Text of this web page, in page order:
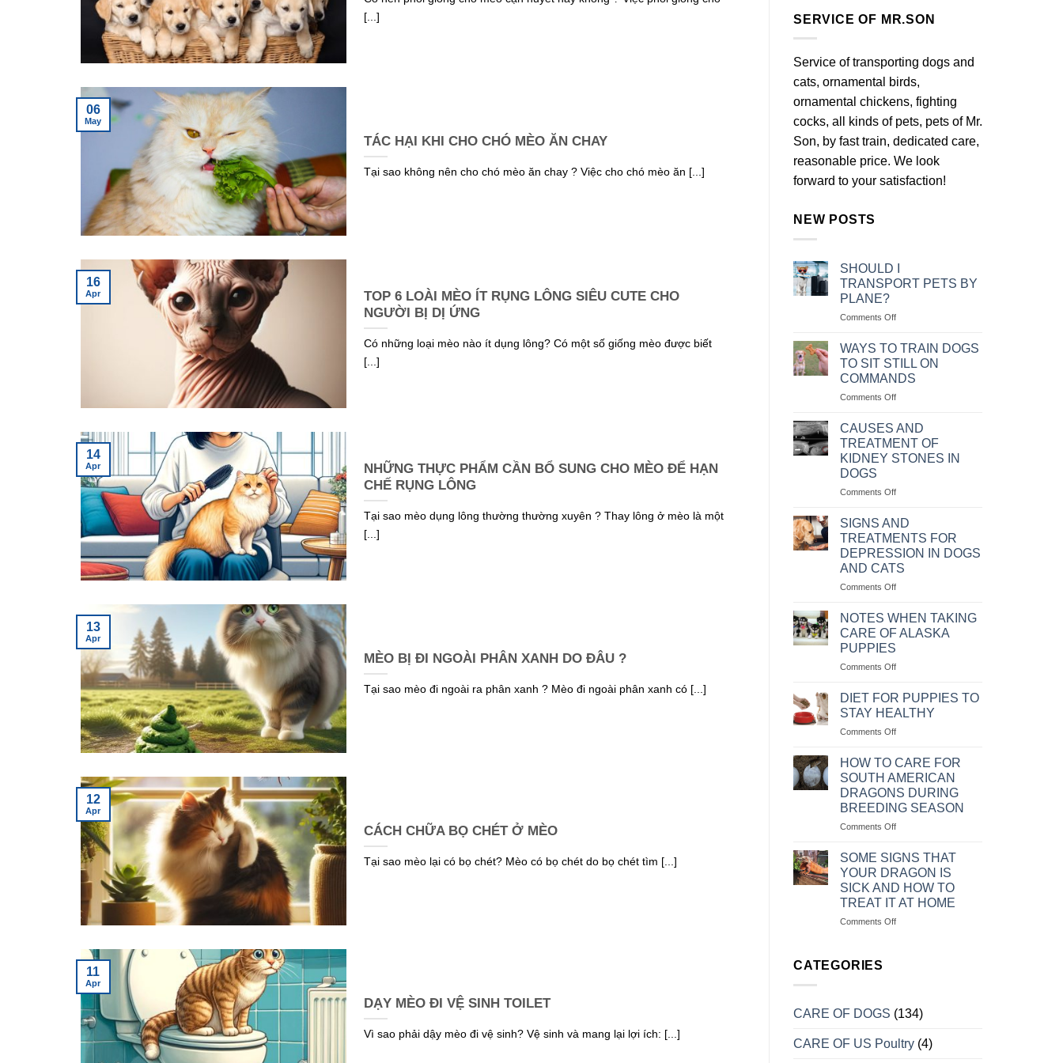
[...]
TÁC HẠI KHI CHO CHÓ MÈO ĂN CHAY
Tại sao không nên cho chó mèo ăn chay ? Việc cho chó mèo ăn [...]
06
May
TOP 6 LOÀI MÈO ÍT RỤNG LÔNG SIÊU CUTE CHO
NGƯỜI BỊ DỊ ỨNG
Có những loại mèo nào ít dụng lông? Có một số giống mèo được biết
[...]
16
Apr
NHỮNG THỰC PHẨM CẦN BỔ SUNG CHO MÈO ĐỂ HẠN
CHẾ RỤNG LÔNG
Tại sao mèo dụng lông thường thường xuyên ? Thay lông ở mèo là một
[...]
14
Apr
MÈO BỊ ĐI NGOÀI PHÂN XANH DO ĐÂU ?
Tại sao mèo đi ngoài ra phân xanh ? Mèo đi ngoài phân xanh có [...]
13
Apr
CÁCH CHỮA BỌ CHÉT Ở MÈO
Tại sao mèo lại có bọ chét? Mèo có bọ chét do bọ chét tìm [...]
12
Apr
DẠY MÈO ĐI VỆ SINH TOILET
Vì sao phải dậy mèo đi vệ sinh? Vệ sinh và mang lại lợi ích: [...]
11
Apr
SERVICE OF MR.SON
Service of transporting dogs and
cats, ornamental birds,
ornamental chickens, fighting
cocks, all kinds of pets, pets of Mr.
Son, by fast train, dedicated care,
reasonable price. We look
forward to your satisfaction!
NEW POSTS
SHOULD I
TRANSPORT PETS BY
PLANE?
Comments Offon
VẬN
CHUYỂN
THÚ
CƯNG
BẰNG
BAY
KHÔNG?
WAYS TO TRAIN DOGS
TO SIT STILL ON
COMMANDS
Comments Offon
CÁCH
HUẤN
LUYỆN
CHÓ
IM
MỆNH
LỆNH
CAUSES AND
TREATMENT OF
KIDNEY STONES IN
DOGS
Comments Offon
NHÂN
VÀ
CÁCH
CHỮA
BỆNH
CHÓ
SỎI
THẬN
SIGNS AND
TREATMENTS FOR
DEPRESSION IN DOGS
AND CATS
Comments Offon
DẤU
HIỆU
VÀ
CHỮA
KHI
CHÓ
MÈO
BỊ
CẢM
NOTES WHEN TAKING
CARE OF ALASKA
PUPPIES
Comments Offon
LƯU
Ý
KHI
CHĂM
CHÓ
ALASKA
CON
DIET FOR PUPPIES TO
STAY HEALTHY
Comments Offon
ĐỘ
KHẨU
PHẦN
ĂN
CHO
CHÓ
LUÔN
KHỎE
MẠNH
HOW TO CARE FOR
SOUTH AMERICAN
DRAGONS DURING
BREEDING SEASON
Comments Offon
CHĂM
SÓC
RỒNG
NAM
MỸ
KHI
SOME SIGNS THAT
YOUR DRAGON IS
SICK AND HOW TO
TREAT IT AT HOME
Comments Offon
RỒNG
BỆNH
CATEGORIES
CARE OF DOGS (134)
CARE OF US Poultry (4)